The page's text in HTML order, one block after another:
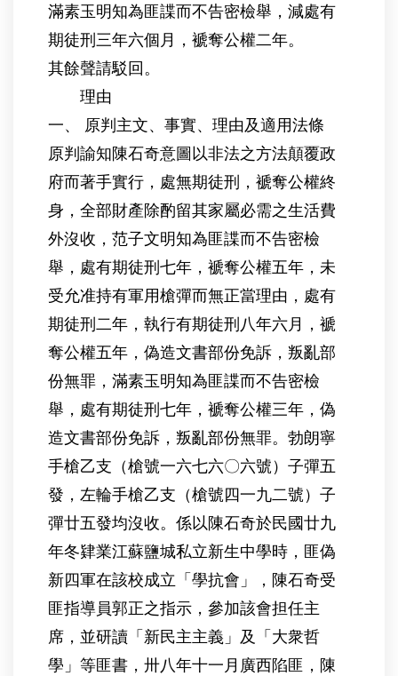
滿素玉明知為匪諜而不告密檢舉，減處有
期徒刑三年六個月，褫奪公權二年。
其餘聲請駁回。
理由
一、 原判主文、事實、理由及適用法條
原判諭知陳石奇意圖以非法之方法顛覆政
府而著手實行，處無期徒刑，褫奪公權終
身，全部財產除酌留其家屬必需之生活費
外沒收，范子文明知為匪諜而不告密檢
舉，處有期徒刑七年，褫奪公權五年，未
受允准持有軍用槍彈而無正當理由，處有
期徒刑二年，執行有期徒刑八年六月，褫
奪公權五年，偽造文書部份免訴，叛亂部
份無罪，滿素玉明知為匪諜而不告密檢
舉，處有期徒刑七年，褫奪公權三年，偽
造文書部份免訴，叛亂部份無罪。勃朗寧
手槍乙支（槍號一六七六〇六號）子彈五
發，左輪手槍乙支（槍號四一九二號）子
彈廿五發均沒收。係以陳石奇於民國廿九
年冬肄業江蘇鹽城私立新生中學時，匪偽
新四軍在該校成立「學抗會」，陳石奇受
匪指導員郭正之指示，參加該會担任主
席，並研讀「新民主主義」及「大衆哲
學」等匪書，卅八年十一月廣西陷匪，陳